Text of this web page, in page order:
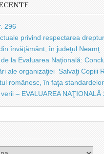
296
privind respectarea
învăţământ, în judeţul Neamţ
la Evaluarea Naţională:
ale organizaţiei Salvaţi Copiii
românesc, în faţa
– EVALUAREA NAŢIONALĂ